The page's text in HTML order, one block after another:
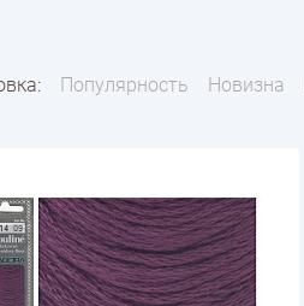
Популярность Новизна